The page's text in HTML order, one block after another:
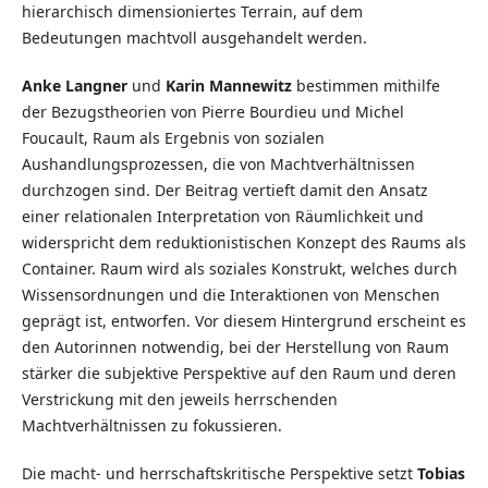
hierarchisch dimensioniertes Terrain, auf dem
Bedeutungen machtvoll ausgehandelt werden.
Anke Langnerund Karin Mannewitzbestimmen mithilfe
der Bezugstheorien von Pierre Bourdieu und Michel
Foucault, Raum als Ergebnis von sozialen
Aushandlungsprozessen, die von Machtverhältnissen
durchzogen sind. Der Beitrag vertieft damit den Ansatz
einer relationalen Interpretation von Räumlichkeit und
widerspricht dem reduktionistischen Konzept des Raums als
Container. Raum wird als soziales Konstrukt, welches durch
Wissensordnungen und die Interaktionen von Menschen
geprägt ist, entworfen. Vor diesem Hintergrund erscheint es
den Autorinnen notwendig, bei der Herstellung von Raum
stärker die subjektive Perspektive auf den Raum und deren
Verstrickung mit den jeweils herrschenden
Machtverhältnissen zu fokussieren.
Die macht- und herrschaftskritische Perspektive setzt Tobias